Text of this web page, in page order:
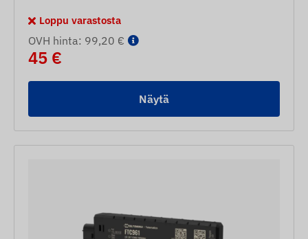
Loppu varastosta
OVH hinta: 99,20 €
45 €
Näytä